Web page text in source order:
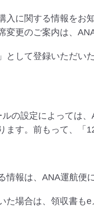
に関する情報をお
変更のご案内は、
として登録いただ
の設定によっては
ます。前もって、「
報は、ANA運航便
た場合は、領収書もe